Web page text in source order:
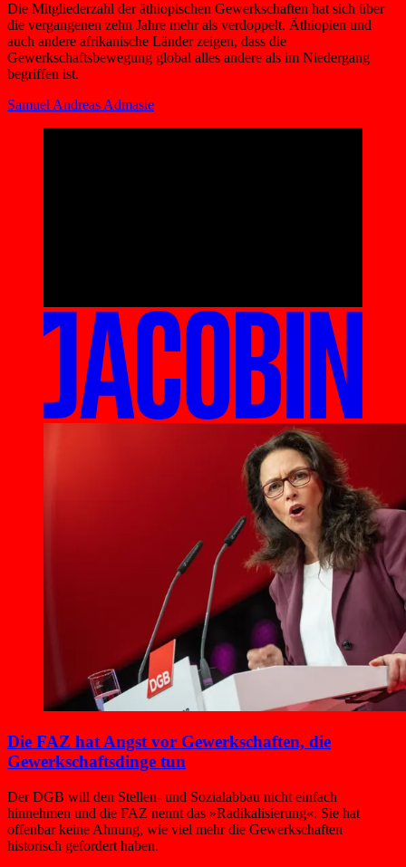
Die Mitgliederzahl der äthiopischen Gewerkschaften hat sich über
die vergangenen zehn Jahre mehr als verdoppelt. Äthiopien und
auch andere afrikanische Länder zeigen, dass die
Gewerkschaftsbewegung global alles andere als im Niedergang
begriffen ist.
Samuel Andreas Admasie
Die FAZ hat Angst vor Gewerkschaften, die
Gewerkschafts­dinge tun
Der DGB will den Stellen- und Sozialabbau nicht einfach
hinnehmen und die FAZ nennt das »Radikalisierung«. Sie hat
offenbar keine Ahnung, wie viel mehr die Gewerkschaften
historisch gefordert haben.